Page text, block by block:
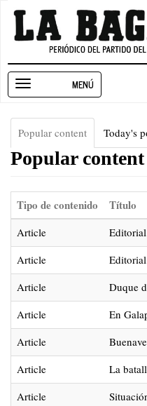
Pasar
contenido
navigation
Solapas
principales
Popular content (solapa
activa)
Today's
Popular content
Tipo de contenido Título
Article
Article
Article
Duque
Article
En
Article
Article
La
Article